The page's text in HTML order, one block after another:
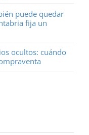
puede quedar
fija un
ocultos: cuándo